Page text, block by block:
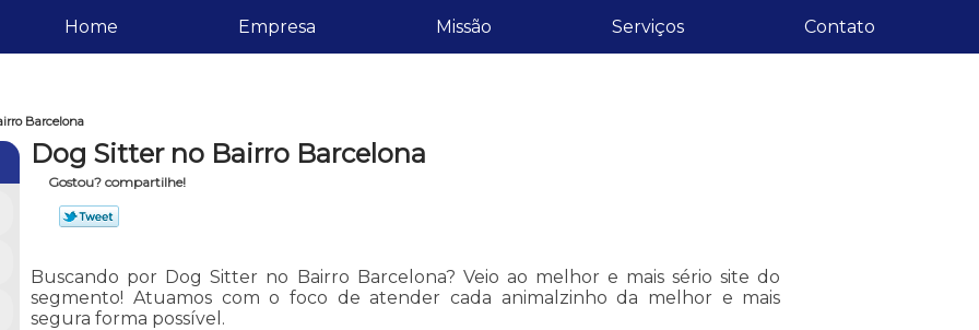
Home Empresa Missão Serviços Contato
Barcelona
Dog Sitter no Bairro Barcelona
Gostou? compartilhe!
Buscando por Dog Sitter no Bairro Barcelona? Veio ao melhor e mais sério site do
segmento! Atuamos com o foco de atender cada animalzinho da melhor e mais
segura forma possível.